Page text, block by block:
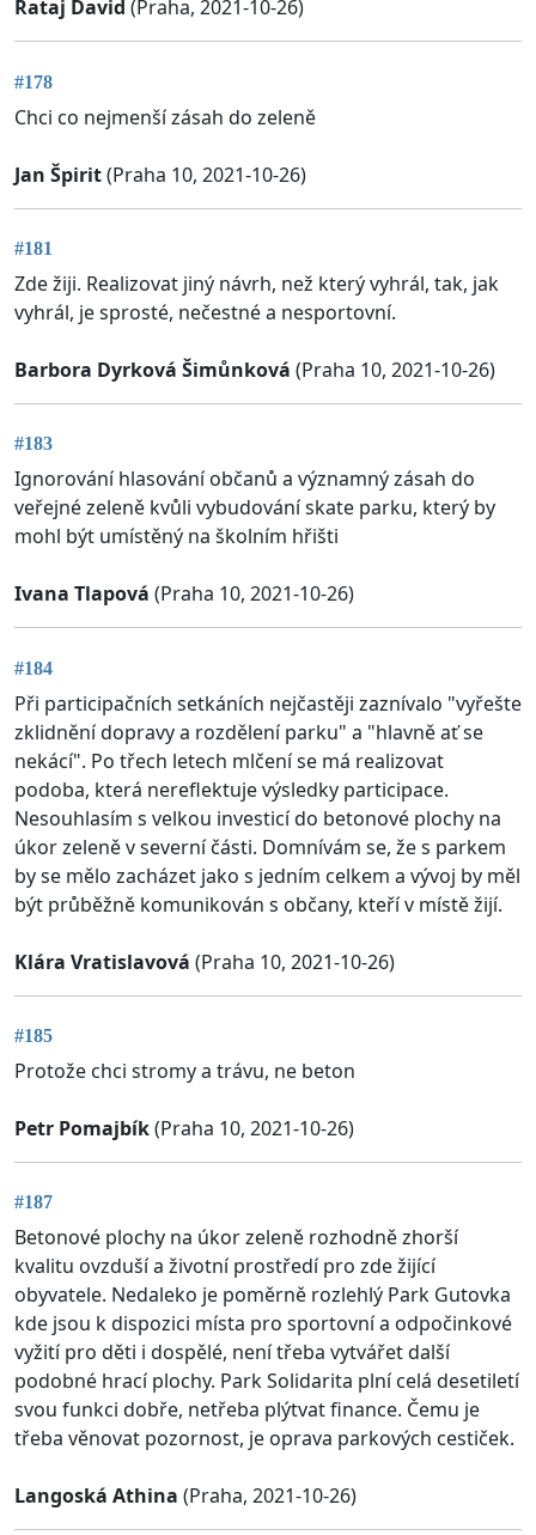
Rataj David (Praha, 2021-10-26)
#178
Chci co nejmenší zásah do zeleně
Jan Špirit(Praha 10, 2021-10-26)
#181
Zde žiji. Realizovat jiný návrh, než který vyhrál, tak, jak
vyhrál, je sprosté, nečestné a nesportovní.
Barbora Dyrková Šimůnková (Praha 10, 2021-10-26)
#183
Ignorování hlasování občanů a významný zásah do
veřejné zeleně kvůli vybudování skate parku, který by
mohl být umístěný na školním hřišti
Ivana Tlapová (Praha 10, 2021-10-26)
#184
Při participačních setkáních nejčastěji zaznívalo "vyřešte
zklidnění dopravy a rozdělení parku" a "hlavně ať se
nekácí". Po třech letech mlčení se má realizovat
podoba, která nereflektuje výsledky participace.
Nesouhlasím s velkou investicí do betonové plochy na
úkor zeleně v severní části. Domnívám se, že s parkem
by se mělo zacházet jako s jedním celkem a vývoj by měl
být průběžně komunikován s občany, kteří v místě žijí.
Klára Vratislavová (Praha 10, 2021-10-26)
#185
Protože chci stromy a trávu, ne beton
Petr Pomajbík(Praha 10, 2021-10-26)
#187
Betonové plochy na úkor zeleně rozhodně zhorší
kvalitu ovzduší a životní prostředí pro zde žijící
obyvatele. Nedaleko je poměrně rozlehlý Park Gutovka
kde jsou k dispozici místa pro sportovní a odpočinkové
vyžití pro děti i dospělé, není třeba vytvářet další
podobné hrací plochy. Park Solidarita plní celá desetiletí
svou funkci dobře, netřeba plýtvat finance. Čemu je
třeba věnovat pozornost, je oprava parkových cestiček.
Langoská Athina (Praha, 2021-10-26)